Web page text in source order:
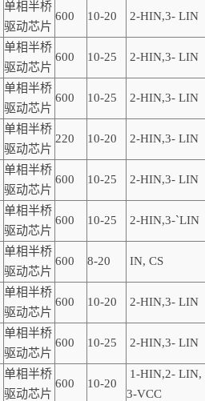
单相半桥
驱动芯片
600 10-20 2-HIN,3- LIN
单相半桥
驱动芯片
600 10-25 2-HIN,3- LIN
单相半桥
驱动芯片
600 10-25 2-HIN,3- LIN
单相半桥
驱动芯片
220 10-20 2-HIN,3- LIN
单相半桥
驱动芯片
600 10-25 2-HIN,3- LIN
单相半桥
驱动芯片
600 10-25 2-HIN,3-`LIN
单相半桥
驱动芯片
600 8-20 IN, CS
单相半桥
驱动芯片
600 10-20 2-HIN,3- LIN
单相半桥
驱动芯片
600 10-25 2-HIN,3- LIN
单相半桥
驱动芯片
600 10-20
1-HIN,2- LIN,
3-VCC